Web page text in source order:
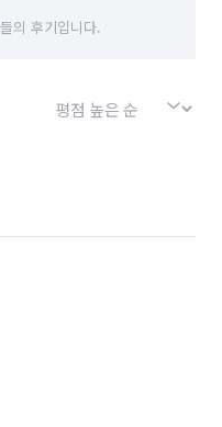
의 후기입니다.